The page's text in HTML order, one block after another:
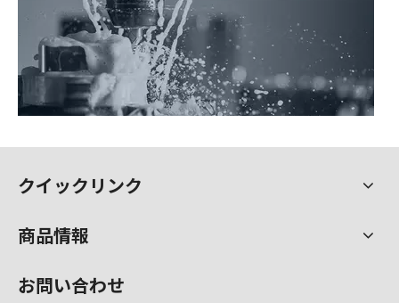
ウォーター切断、ウォータージェットとも呼ばれ、英語名は高圧
クイックリンク
商品情報
お問い合わせ